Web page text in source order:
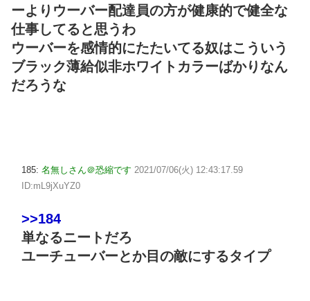
ーよりウーバー配達員の方が健康的で健全な
仕事してると思うわ
ウーバーを感情的にたたいてる奴はこういう
ブラック薄給似非ホワイトカラーばかりなん
だろうな
185: 名無しさん＠恐縮です 2021/07/06(火) 12:43:17.59
ID:mL9jXuYZ0
>>184
単なるニートだろ
ユーチューバーとか目の敵にするタイプ